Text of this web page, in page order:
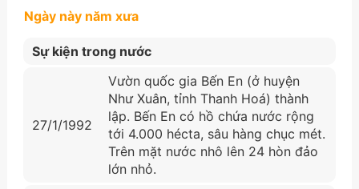
Ngày này năm xưa
Sự kiện trong nước
27/1/1992
Vườn quốc gia Bến En (ở huyện
Như Xuân, tỉnh Thanh Hoá) thành
lập. Bến En có hồ chứa nước rộng
tới 4.000 hécta, sâu hàng chục mét.
Trên mặt nước nhô lên 24 hòn đảo
lớn nhỏ.